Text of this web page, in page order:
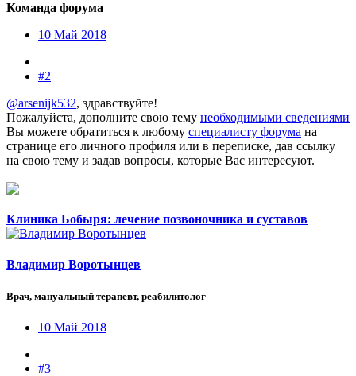
Команда форума
10 Май 2018
#2
@arsenijk532, здравствуйте!
Пожалуйста, дополните свою тему необходимыми сведениями
Вы можете обратиться к любому специалисту форума на
странице его личного профиля или в переписке, дав ссылку
на свою тему и задав вопросы, которые Вас интересуют.
Клиника Бобыря: лечение позвоночника и суставов
Владимир Воротынцев
Врач, мануальный терапевт, реабилитолог
10 Май 2018
#3